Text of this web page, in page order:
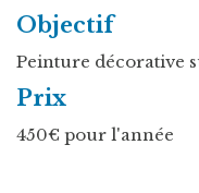
Objectif
Peinture décorative
Prix
450€ pour l'année